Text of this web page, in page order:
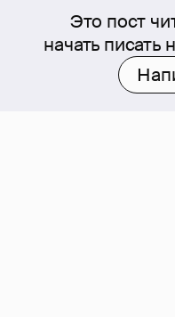
Это пост
начать